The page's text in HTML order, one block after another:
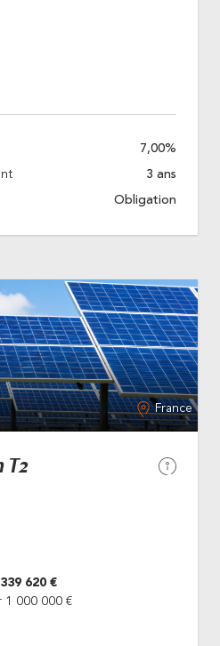
7,00%
3 ans
Obligation
France
T2
339 620 €
1 000 000 €